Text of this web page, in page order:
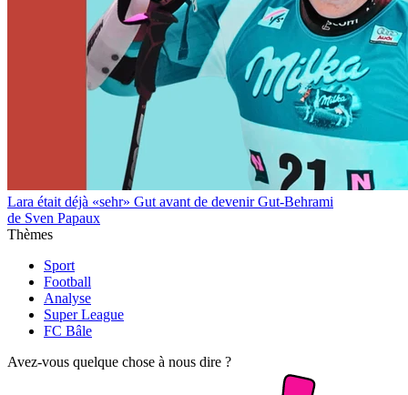
Lara était déjà «sehr» Gut avant de devenir Gut-Behrami
de Sven Papaux
Thèmes
Sport
Football
Analyse
Super League
FC Bâle
Avez-vous quelque chose à nous dire ?